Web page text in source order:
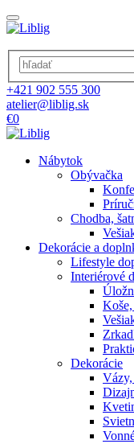
+421 902 555 300
atelier@liblig.sk
€0
Nábytok
Obývačka
Chodba,
Dekorácie a
Lifestyle
Interiérové
Dekorácie